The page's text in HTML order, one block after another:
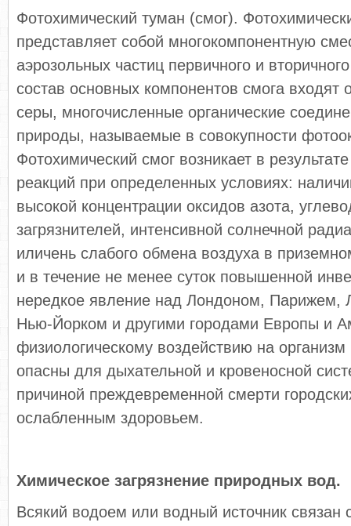
Фотохимический туман (смог).
представляет собой многокомпонентную
аэрозольных частиц первичного и
состав основных компонентов смога входят
серы, многочисленные органические
природы, называемые в совокупности
Фотохимический смог возникает в
реакций при определенных условиях:
высокой концентрации оксидов азота,
загрязнителей, интенсивной солнечной
иличень слабого обмена воздуха в
и в течение не менее суток повышенной
нередкое явление над Лондоном, Парижем,
Нью-Йорком и другими городами Европы и
физиологическому воздействию на
опасны для дыхательной и кровеносной
причиной преждевременной смерти
ослабленным здоровьем.
Химическое загрязнение природных вод.
Всякий водоем или водный источник связан